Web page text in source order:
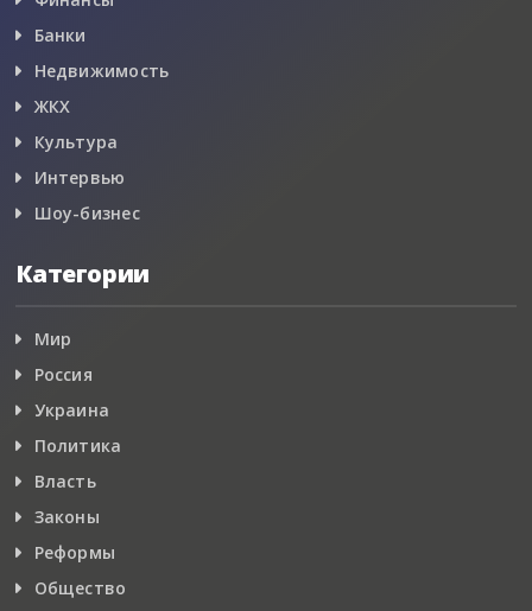
Банки
Недвижимость
ЖКХ
Культура
Интервью
Шоу-бизнес
Категории
Мир
Россия
Украина
Политика
Власть
Законы
Реформы
Общество